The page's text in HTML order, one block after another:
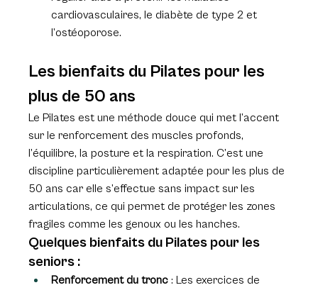
cardiovasculaires, le diabète de type 2 et
l’ostéoporose.
Les bienfaits du Pilates pour les
plus de 50 ans
Le Pilates est une méthode douce qui met l’accent
sur le renforcement des muscles profonds,
l’équilibre, la posture et la respiration. C’est une
discipline particulièrement adaptée pour les plus de
50 ans car elle s’effectue sans impact sur les
articulations, ce qui permet de protéger les zones
fragiles comme les genoux ou les hanches.
Quelques bienfaits du Pilates pour les
seniors :
Renforcement du tronc : Les exercices de